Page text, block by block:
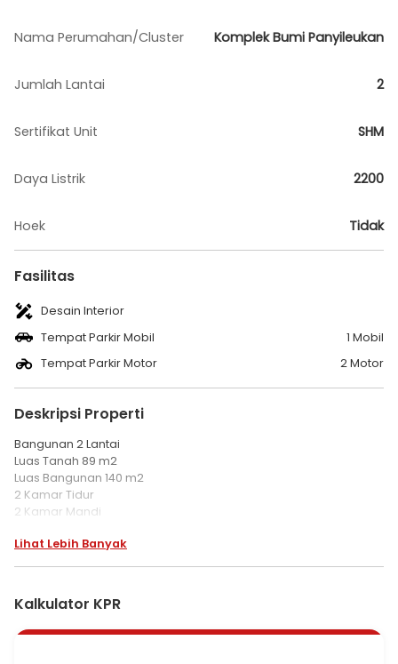
Nama Perumahan/Cluster Komplek Bumi Panyileukan
Jumlah Lantai 2
Sertifikat Unit SHM
Daya Listrik 2200
Hoek Tidak
Fasilitas
Desain Interior
Tempat Parkir Mobil
1 Mobil
Tempat Parkir Motor
2 Motor
Deskripsi Properti
Bangunan 2 Lantai
Luas Tanah 89 m2
Luas Bangunan 140 m2
2 Kamar Tidur
2 Kamar Mandi
Dapur
Taman Belakang
Carport
Legalitas SHM & IMB
Lihat Lebih Banyak
Kalkulator KPR